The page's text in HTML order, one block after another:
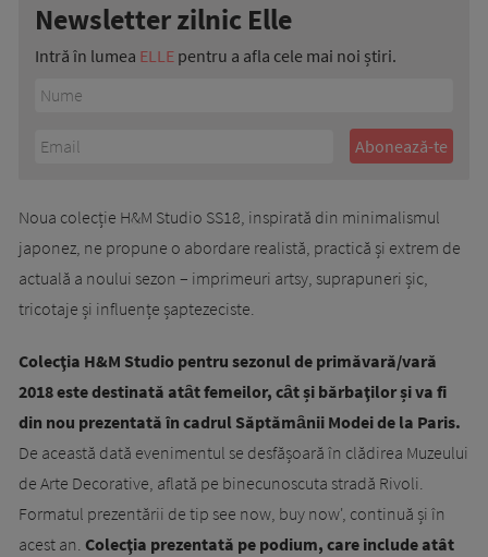
Newsletter zilnic Elle
Intră în lumea ELLE pentru a afla cele mai noi știri.
Noua colecție H&M Studio SS18, inspirată din minimalismul
japonez, ne propune o abordare realistă, practică și extrem de
actuală a noului sezon – imprimeuri artsy, suprapuneri șic,
tricotaje și influențe șaptezeciste.
Colecţia H&M Studio pentru sezonul de primăvară/vară
2018 este destinată atȃt femeilor, cȃt și bărbaţilor și va fi
din nou prezentată în cadrul Săptămȃnii Modei de la Paris.
De această dată evenimentul se desfășoară în clădirea Muzeului
de Arte Decorative, aflată pe binecunoscuta stradă Rivoli.
Formatul prezentării de tip see now, buy now', continuă și în
acest an. Colecţia prezentată pe podium, care include atât